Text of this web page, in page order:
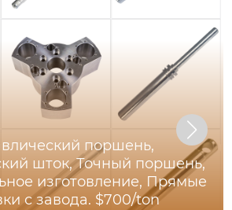
поршень,
шток, Точный поршень,
изготовление, Прямые
с завода. $700/ton